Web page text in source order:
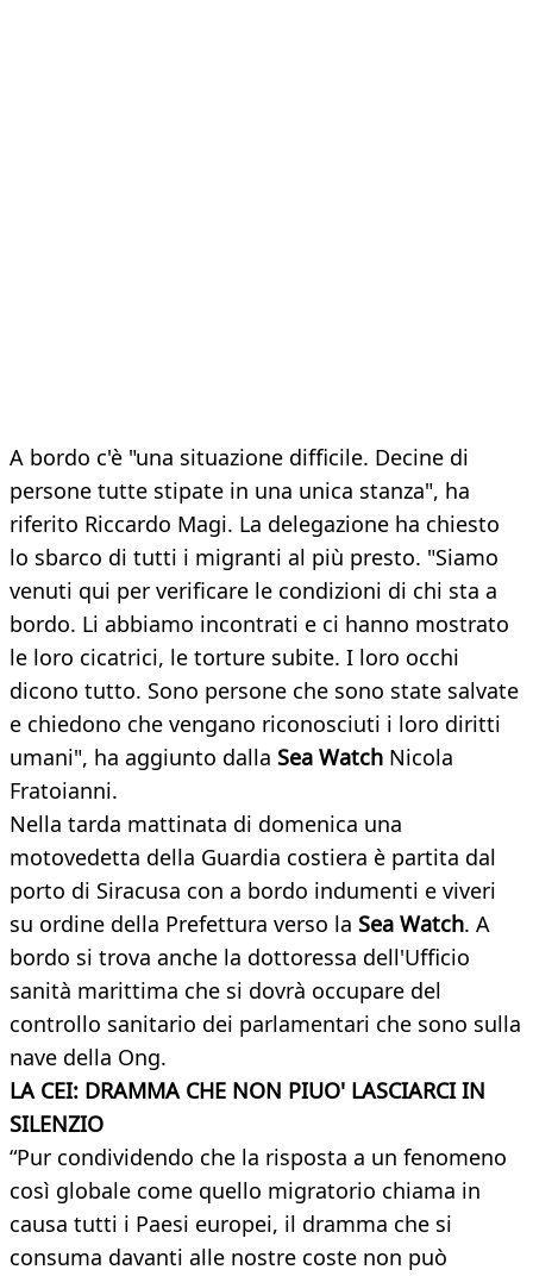
A bordo c'è "una situazione difficile. Decine di
persone tutte stipate in una unica stanza", ha
riferito Riccardo Magi. La delegazione ha chiesto
lo sbarco di tutti i migranti al più presto. "Siamo
venuti qui per verificare le condizioni di chi sta a
bordo. Li abbiamo incontrati e ci hanno mostrato
le loro cicatrici, le torture subite. I loro occhi
dicono tutto. Sono persone che sono state salvate
e chiedono che vengano riconosciuti i loro diritti
umani", ha aggiunto dalla Sea Watch Nicola
Fratoianni.
Nella tarda mattinata di domenica una
motovedetta della Guardia costiera è partita dal
porto di Siracusa con a bordo indumenti e viveri
su ordine della Prefettura verso la Sea Watch. A
bordo si trova anche la dottoressa dell'Ufficio
sanità marittima che si dovrà occupare del
controllo sanitario dei parlamentari che sono sulla
nave della Ong.
LA CEI: DRAMMA CHE NON PIUO' LASCIARCI IN
SILENZIO
“Pur condividendo che la risposta a un fenomeno
così globale come quello migratorio chiama in
causa tutti i Paesi europei, il dramma che si
consuma davanti alle nostre coste non può